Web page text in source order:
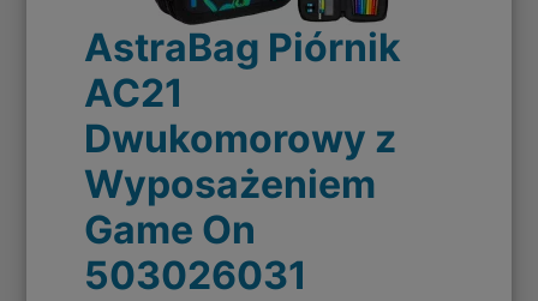
AstraBag Piórnik
AC21
Dwukomorowy z
Wyposażeniem
Game On
503026031